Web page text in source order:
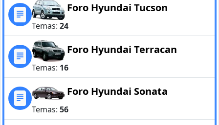
Foro Hyundai Tucson
Temas: 24
Foro Hyundai Terracan
Temas: 16
Foro Hyundai Sonata
Temas: 56